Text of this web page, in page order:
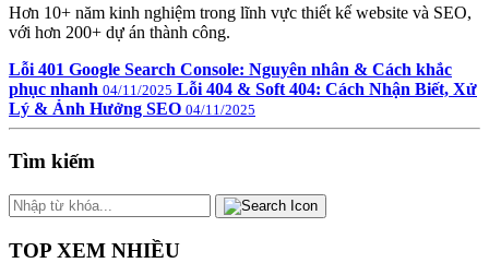
Hơn 10+ năm kinh nghiệm trong lĩnh vực thiết kế website và SEO,
với hơn 200+ dự án thành công.
Lỗi 401 Google Search Console: Nguyên nhân & Cách khắc
phục nhanh 04/11/2025 Lỗi 404 & Soft 404: Cách Nhận Biết, Xử
Lý & Ảnh Hưởng SEO 04/11/2025
Tìm kiếm
TOP XEM NHIỀU